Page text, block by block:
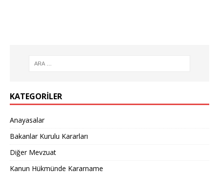
KATEGORILER
Anayasalar
Bakanlar Kurulu Kararları
Diğer Mevzuat
Kanun Hükmünde Kararname